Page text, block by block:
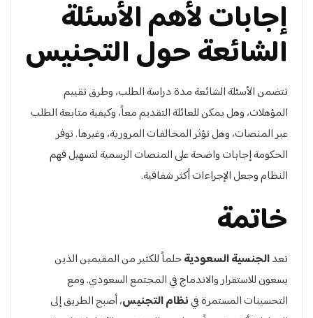
إجابات لأهم الأسئلة
الشائعة حول التجنيس
تتضمن الأسئلة الشائعة مدة دراسة الطلب، وطرق تقييم
المؤهلات، وهل يمكن للعائلة التقديم معاً، وكيفية متابعة الطلب
عبر المنصات، وهل تؤثر المخالفات المرورية، وغيرها. توفر
الحكومة إجابات واضحة على المنصات الرسمية لتسهيل فهم
النظام وجعل الإجراءات أكثر شفافية.
خاتمة
تعدالجنسية السعوديةحلماً للكثير من المقيمين الذين
يسعون للاستقرار والاندماج في المجتمع السعودي. ومع
التحسينات المستمرة فينظام التجنيس، أصبح الطريق إلى